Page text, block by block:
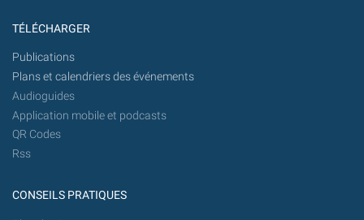
TÉLÉCHARGER
Publications
Plans et calendriers des événements
Audioguides
Application mobile et podcasts
QR Codes
Rss
CONSEILS PRATIQUES